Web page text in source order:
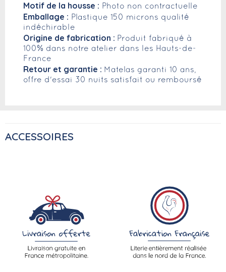
Motif de la housse : Photo non contractuelle
Emballage : Plastique 150 microns qualité
indéchirable
Origine de fabrication : Produit fabriqué à
100% dans notre atelier dans les Hauts-de-
France
Retour et garantie : Matelas garanti 10 ans,
offre d'essai 30 nuits satisfait ou remboursé
ACCESSOIRES